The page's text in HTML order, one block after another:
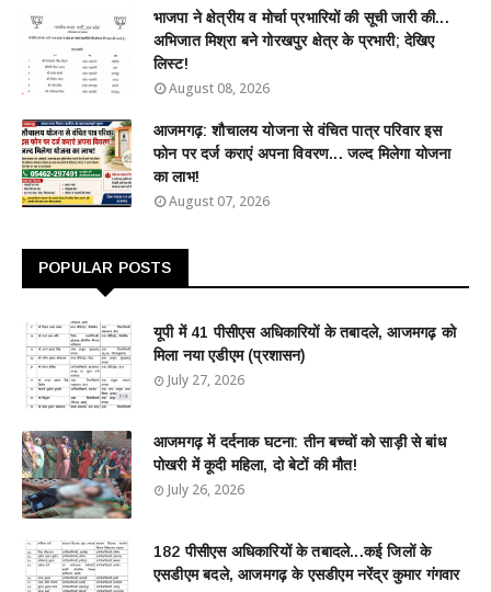
भाजपा ने क्षेत्रीय व मोर्चा प्रभारियों की सूची जारी की...
अभिजात मिश्रा बने गोरखपुर क्षेत्र के प्रभारी; देखिए
लिस्ट!
August 08, 2026
आजमगढ़: शौचालय योजना से वंचित पात्र परिवार इस
फोन पर दर्ज कराएं अपना विवरण... जल्द मिलेगा योजना
का लाभ!
August 07, 2026
POPULAR POSTS
यूपी में 41 पीसीएस अधिकारियों के तबादले, आजमगढ़ को
मिला नया एडीएम (प्रशासन)
July 27, 2026
आजमगढ़ में दर्दनाक घटना: तीन बच्चों को साड़ी से बांध
पोखरी में कूदी महिला, दो बेटों की मौत!
July 26, 2026
182 पीसीएस अधिकारियों के तबादले...कई जिलों के
एसडीएम बदले, आजमगढ़ के एसडीएम नरेंद्र कुमार गंगवार